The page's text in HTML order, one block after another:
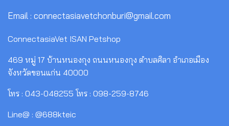
Email : connectasiavetchonburi@gmail.com
ConnectasiaVet ISAN Petshop
469 หมู่ 17 บ้านหนองกุง ถนนหนองกุง ตำบลศิลา อำเภอเมือง
จังหวัดขอนแก่น 40000
โทร : 043-048255 โทร : 098-259-8746
Line@ : @688kteic